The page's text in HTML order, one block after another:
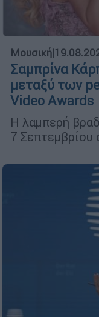
Μουσική|
Σαμπρίνα
μεταξύ των
Video Awards
Η λαμπερή
7 Σεπτεμβρίου